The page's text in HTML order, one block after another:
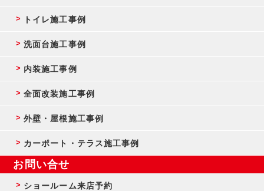
トイレ施工事例
洗面台施工事例
内装施工事例
全面改装施工事例
外壁・屋根施工事例
カーポート・テラス施工事例
お問い合せ
ショールーム来店予約